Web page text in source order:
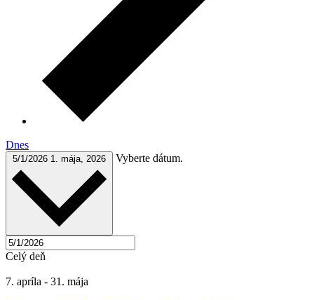
Dnes
5/1/2026 1. mája, 2026 Vyberte dátum.
Celý deň
7. apríla - 31. mája